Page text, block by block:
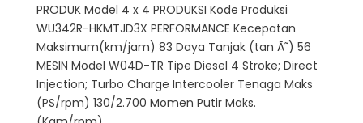
PRODUK Model 4 x 4 PRODUKSI Kode Produksi
WU342R-HKMTJD3X PERFORMANCE Kecepatan
Maksimum(km/jam) 83 Daya Tanjak (tan Ã˜) 56
MESIN Model W04D-TR Tipe Diesel 4 Stroke; Direct
Injection; Turbo Charge Intercooler Tenaga Maks
(PS/rpm) 130/2.700 Momen Putir Maks.